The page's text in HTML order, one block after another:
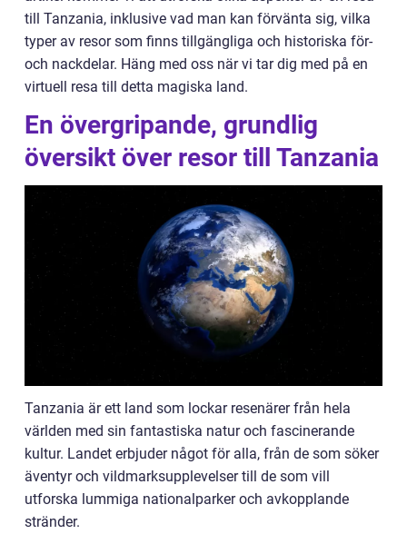
till Tanzania, inklusive vad man kan förvänta sig, vilka
typer av resor som finns tillgängliga och historiska för-
och nackdelar. Häng med oss när vi tar dig med på en
virtuell resa till detta magiska land.
En övergripande, grundlig
översikt över resor till Tanzania
Tanzania är ett land som lockar resenärer från hela
världen med sin fantastiska natur och fascinerande
kultur. Landet erbjuder något för alla, från de som söker
äventyr och vildmarksupplevelser till de som vill
utforska lummiga nationalparker och avkopplande
stränder.